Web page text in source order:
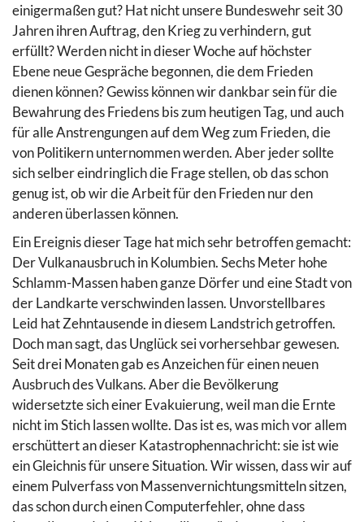
einigermaßen gut? Hat nicht unsere Bundeswehr seit 30
Jahren ihren Auftrag, den Krieg zu verhindern, gut
erfüllt? Werden nicht in dieser Woche auf höchster
Ebene neue Gespräche begonnen, die dem Frieden
dienen können? Gewiss können wir dankbar sein für die
Bewahrung des Friedens bis zum heutigen Tag, und auch
für alle Anstrengungen auf dem Weg zum Frieden, die
von Politikern unternommen werden. Aber jeder sollte
sich selber eindringlich die Frage stellen, ob das schon
genug ist, ob wir die Arbeit für den Frieden nur den
anderen überlassen können.
Ein Ereignis dieser Tage hat mich sehr betroffen gemacht:
Der Vulkanausbruch in Kolumbien. Sechs Meter hohe
Schlamm-Massen haben ganze Dörfer und eine Stadt von
der Landkarte verschwinden lassen. Unvorstellbares
Leid hat Zehntausende in diesem Landstrich getroffen.
Doch man sagt, das Unglück sei vorhersehbar gewesen.
Seit drei Monaten gab es Anzeichen für einen neuen
Ausbruch des Vulkans. Aber die Bevölkerung
widersetzte sich einer Evakuierung, weil man die Ernte
nicht im Stich lassen wollte. Das ist es, was mich vor allem
erschüttert an dieser Katastrophennachricht: sie ist wie
ein Gleichnis für unsere Situation. Wir wissen, dass wir auf
einem Pulverfass von Massenvernichtungsmitteln sitzen,
das schon durch einen Computerfehler, ohne dass